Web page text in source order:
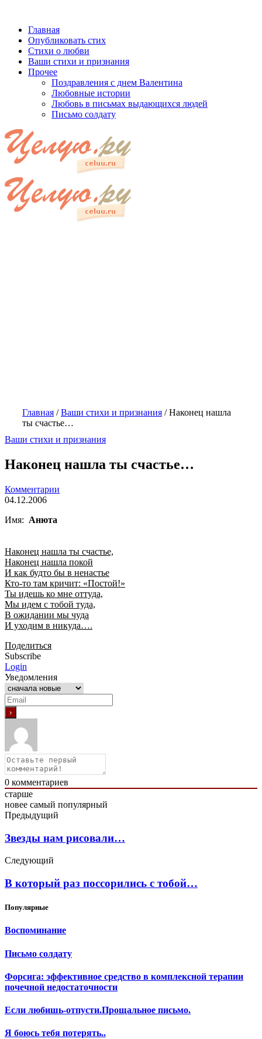
Главная
Опубликовать стих
Стихи о любви
Ваши стихи и признания
Прочее
Поздравления с днем Валентина
Любовные истории
Любовь в письмах выдающихся людей
Письмо солдату
Главная /Ваши стихи и признания /Наконец нашла
ты счастье…
Ваши стихи и признания
Наконец нашла ты счастье…
Комментарии
04.12.2006
Имя: Анюта
Наконец нашла ты счастье,
Наконец нашла покой
И как будто бы в ненастье
Кто-то там кричит: «Постой!»
Ты идешь ко мне оттуда,
Мы идем с тобой туда,
В ожидании мы чуда
И уходим в никуда….
Поделиться
Subscribe
Login
Уведомления
0 комментариев
старше
новее самый популярный
Предыдущий
Звезды нам рисовали…
Следующий
В который раз поссорились с тобой…
Популярные
Воспоминание
Письмо солдату
Форсига: эффективное средство в комплексной терапии
почечной недостаточности
Если любишь-отпусти.Прощальное письмо.
Я боюсь тебя потерять..